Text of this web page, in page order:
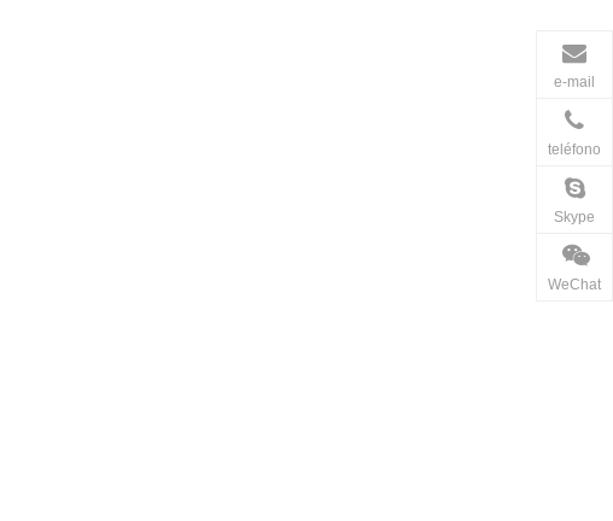
e-mail
teléfono
Skype
WeChat